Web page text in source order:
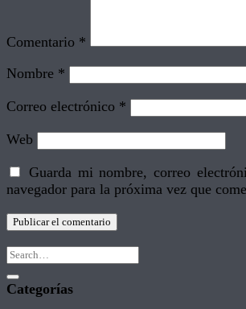
Comentario *
Nombre *
Correo electrónico *
Web
Guarda mi nombre, correo
navegador para la próxima vez que
Categorías